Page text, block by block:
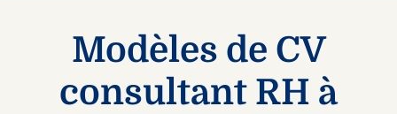
Modèles de CV
consultant RH à